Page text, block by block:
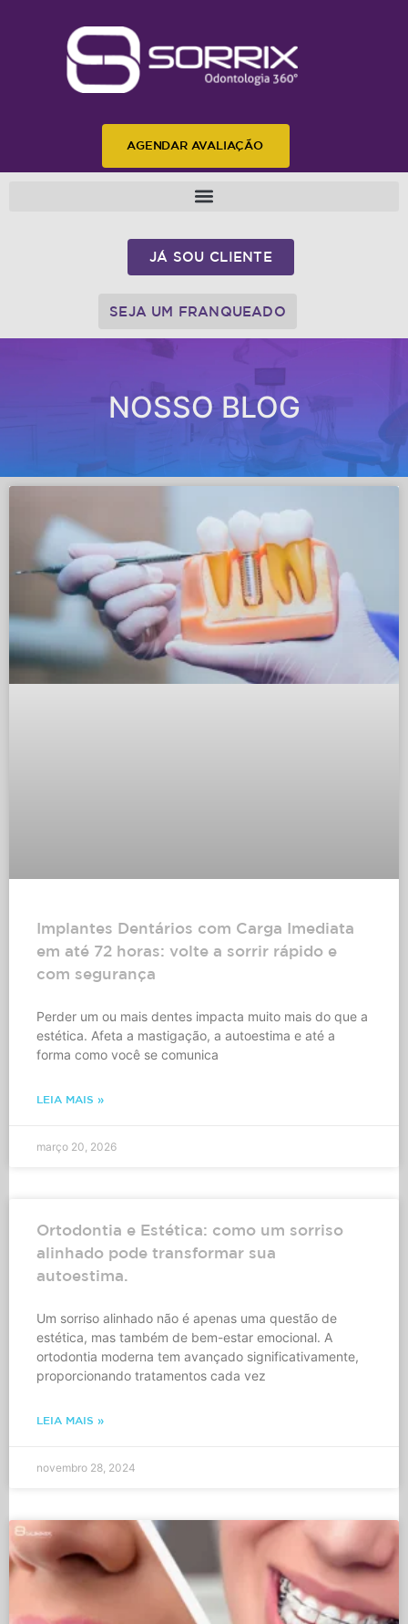
AGENDAR AVALIAÇÃO
JÁ SOU CLIENTE
SEJA UM FRANQUEADO
NOSSO BLOG
Implantes Dentários com Carga Imediata
em até 72 horas: volte a sorrir rápido e
com segurança
Perder um ou mais dentes impacta muito mais do que a
estética. Afeta a mastigação, a autoestima e até a
forma como você se comunica
LEIA MAIS »
março 20, 2026
Ortodontia e Estética: como um sorriso
alinhado pode transformar sua
autoestima.
Um sorriso alinhado não é apenas uma questão de
estética, mas também de bem-estar emocional. A
ortodontia moderna tem avançado significativamente,
proporcionando tratamentos cada vez
LEIA MAIS »
novembro 28, 2024